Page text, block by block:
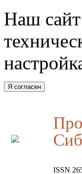
Наш сайт
Я согласен
ISSN